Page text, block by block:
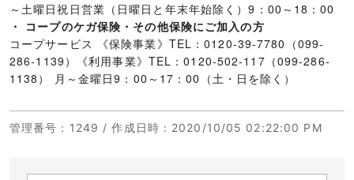
～土曜日祝日営業（日曜日と年末年始除く）9：00～18：00
・ コープのケガ保険・その他保険にご加入の方
コープサービス 《保険事業》TEL：0120-39-7780（099-
286-1139）《利用事業》TEL：0120-502-117（099-286-
1138） 月～金曜日9：00～17：00（土・日を除く）
管理番号 ：1249 /作成日時 ：2020/10/05 02:22:00 PM